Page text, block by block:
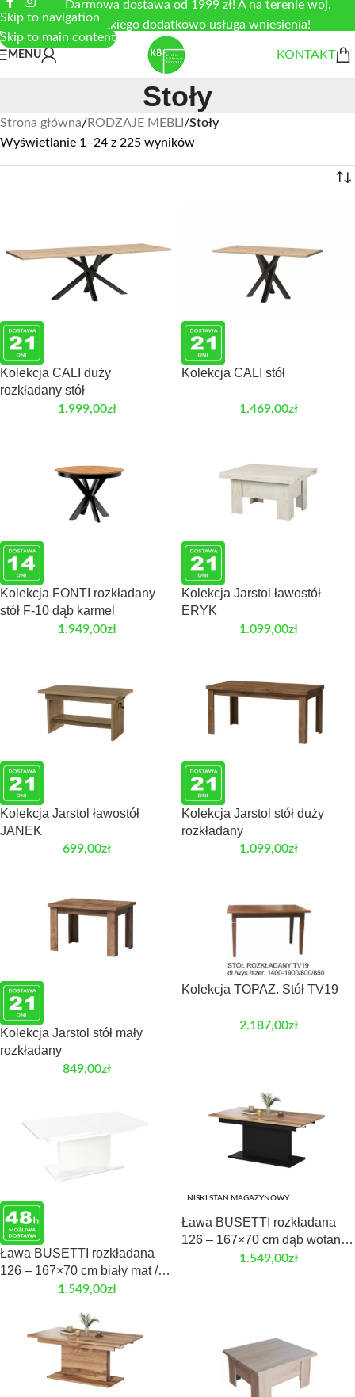
Skip to navigation
Skip to main content
Darmowa dostawa od 1999 zł! A na terenie woj.
łódzkiego dodatkowo usługa wniesienia!
MENU KONTAKT
Stoły
Strona główna/RODZAJE MEBLI /Stoły
Wyświetlanie 1–24 z 225 wyników
Kolekcja CALI duży
rozkładany stół
1.999,00zł
Kolekcja CALI stół
1.469,00zł
Kolekcja FONTI rozkładany
stół F-10 dąb karmel
1.949,00zł
Kolekcja Jarstol ławostół
ERYK
1.099,00zł
Kolekcja Jarstol ławostół
JANEK
699,00zł
Kolekcja Jarstol stół duży
rozkładany
1.099,00zł
Kolekcja Jarstol stół mały
rozkładany
849,00zł
Kolekcja TOPAZ. Stół TV19
2.187,00zł
Ława BUSETTI rozkładana
126 – 167×70 cm biały mat /
biały do salonu
1.549,00zł
NISKI STAN MAGAZYNOWY
Ława BUSETTI rozkładana
126 – 167×70 cm dąb wotan /
czarny do salonu
1.549,00zł